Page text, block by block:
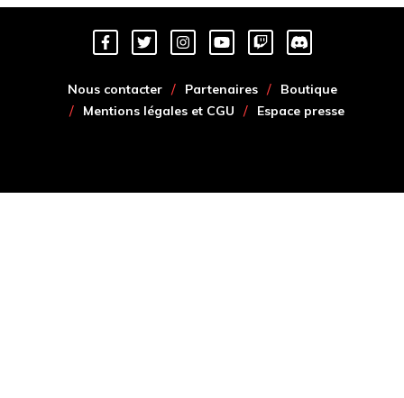
Nous contacter Partenaires
Boutique
Mentions légales et CGU
Espace presse